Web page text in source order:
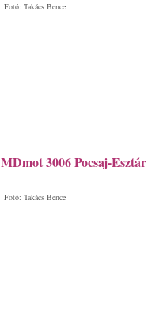
Fotó: Takács Bence
MDmot 3006 Pocsaj-
Fotó: Takács Bence